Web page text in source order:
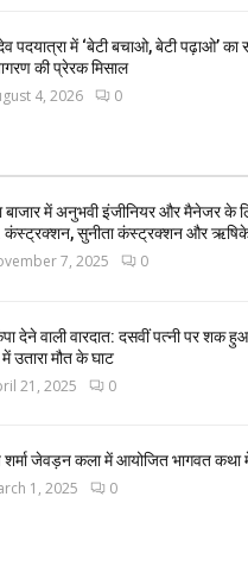
पदयात्रा में ‘बेटी बचाओ, बेटी पढ़ाओ’ का
की प्रेरक मिसाल
4, 2026 0
बाजार में अनुभवी इंजीनियर और मैनेजर के
कंस्ट्रक्शन, सुनीता कंस्ट्रक्शन और
7, 2025 0
देने वाली वारदात: दसवीं पत्नी पर शक
उतारा मौत के घाट
21, 2025 0
शर्मा जेवड़न कला में आयोजित भागवत कथा
1, 2025 0